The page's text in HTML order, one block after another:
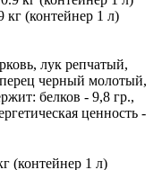
(контейнер 1 л)
лук репчатый,
черный молотый,
белков - 9,8 гр.,
ценность -